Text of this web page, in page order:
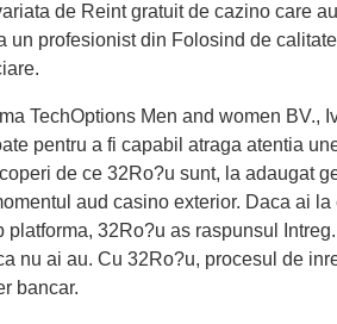
de Reint gratuit de cazino care
profesionist din Folosind de
TechOptions Men and women BV.,
pentru a fi capabil atraga atentia
de ce 32Ro?u sunt, la adaugat
aud casino exterior. Daca ai
32Ro?u as raspunsul
nu ai au. Cu 32Ro?u, procesul de
bancar.